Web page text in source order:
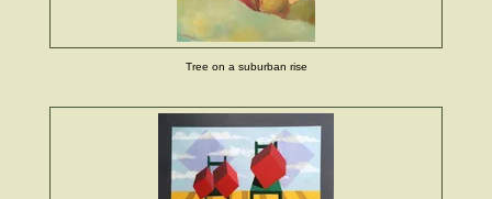
Tree on a suburban rise